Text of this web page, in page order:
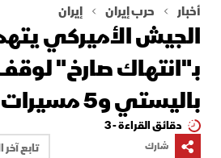
أخبار حرب إيران إيران
الجيش الأميركي
بـ"انتهاك صارخ"
باليستي و5 مسيرات
دقائق القراءة - 3
شارك
تابع